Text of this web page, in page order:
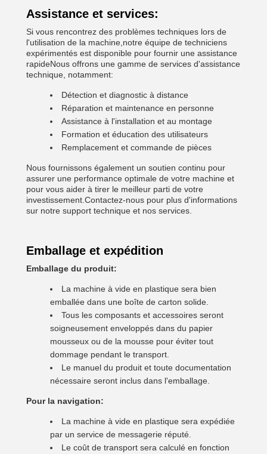
Assistance et services:
Si vous rencontrez des problèmes techniques lors de
l'utilisation de la machine,notre équipe de techniciens
expérimentés est disponible pour fournir une assistance
rapideNous offrons une gamme de services d'assistance
technique, notamment:
Détection et diagnostic à distance
Réparation et maintenance en personne
Assistance à l'installation et au montage
Formation et éducation des utilisateurs
Remplacement et commande de pièces
Nous fournissons également un soutien continu pour
assurer une performance optimale de votre machine et
pour vous aider à tirer le meilleur parti de votre
investissement.Contactez-nous pour plus d'informations
sur notre support technique et nos services.
Emballage et expédition
Emballage du produit:
La machine à vide en plastique sera bien
emballée dans une boîte de carton solide.
Tous les composants et accessoires seront
soigneusement enveloppés dans du papier
mousseux ou de la mousse pour éviter tout
dommage pendant le transport.
Le manuel du produit et toute documentation
nécessaire seront inclus dans l'emballage.
Pour la navigation:
La machine à vide en plastique sera expédiée
par un service de messagerie réputé.
Le coût de transport sera calculé en fonction